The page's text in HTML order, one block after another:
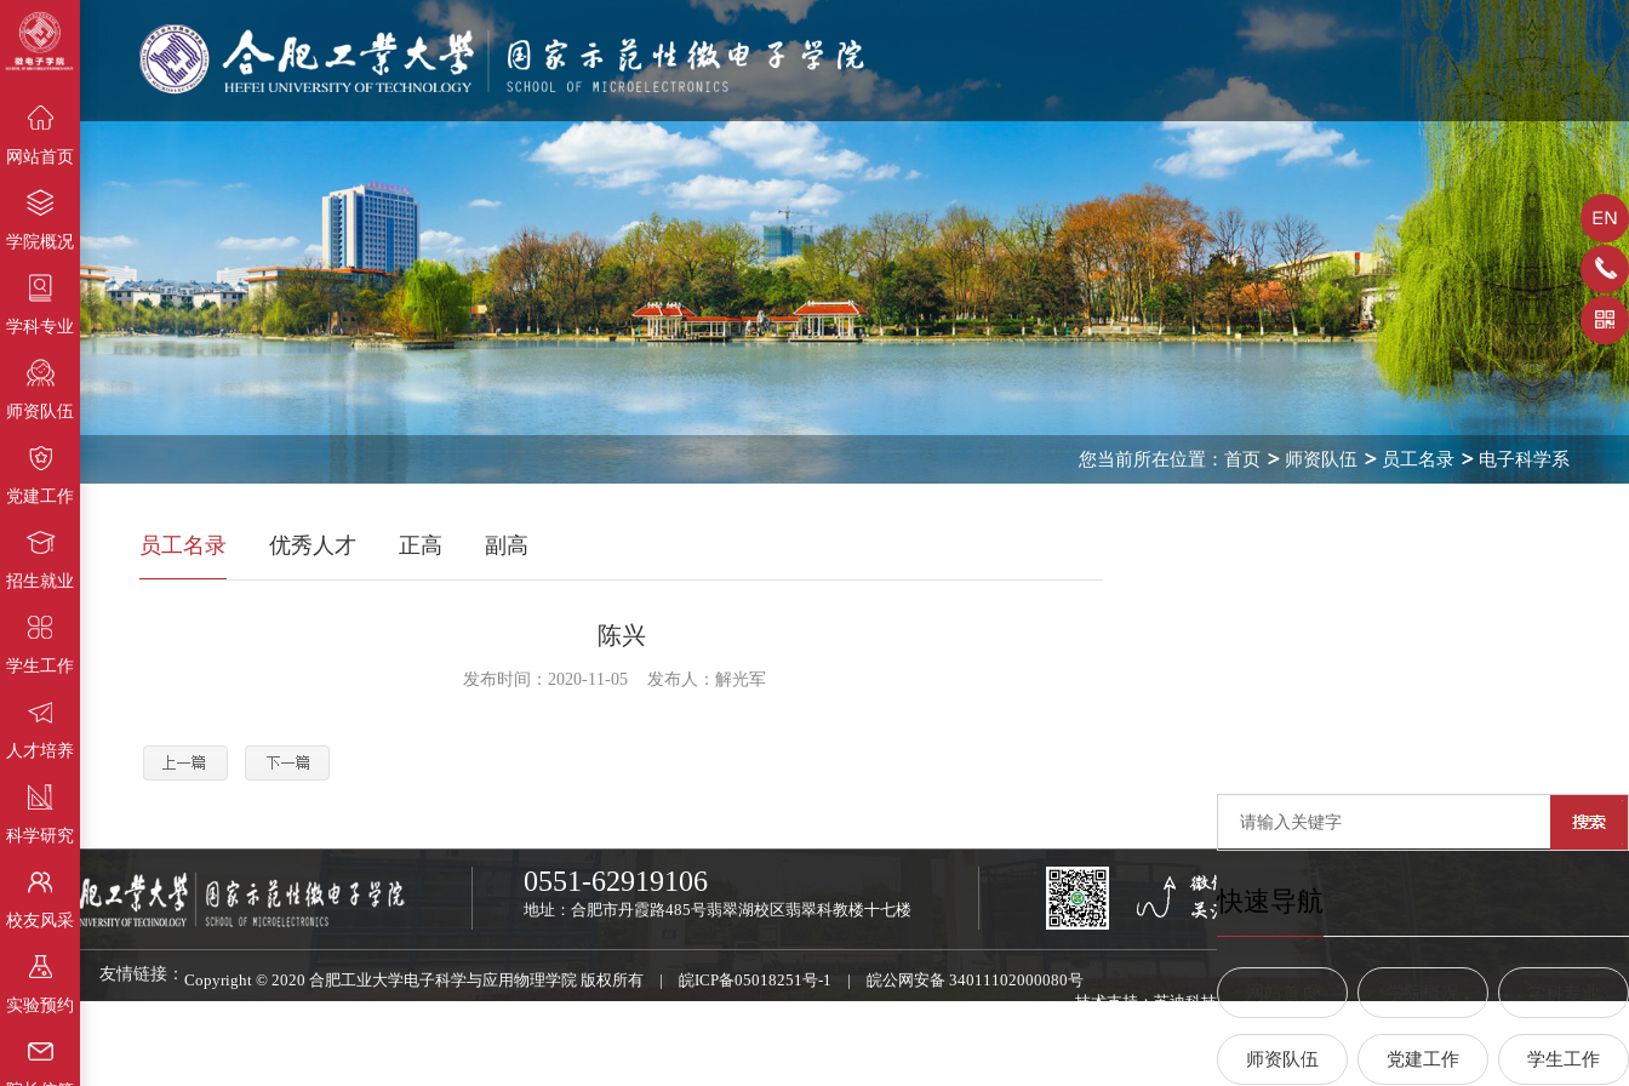
{栏目名称}
{栏目名称}
{栏目名称}
网站首页
学院概况
学科专业
师资队伍
党建工作
招生就业
学生工作
人才培养
科学研究
校友风采
实验预约
您当前所在位置： 首页 师资队伍 员工名录 电子科学系
员工名录 优秀人才 正高 副高
陈兴
发布时间：2020-11-05 发布人：解光军
快速导航
师资队伍 党建工作 学生工作
0551-62919106
地址：合肥市丹霞路485号翡翠湖校区翡翠科教楼十七楼
友情链接： Copyright © 2020 合肥工业大学电子科学与应用物理学院 版权所有 | 皖ICP备05018251号-1 | 皖公网安备 34011102000080号
技术支持：苏迪科技